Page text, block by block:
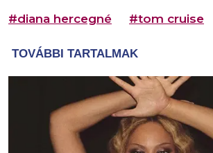
#diana hercegné #tom cruise